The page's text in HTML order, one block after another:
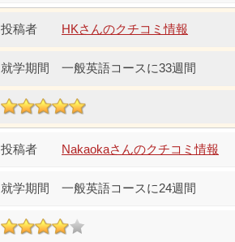
HKさんのクチコミ情報
一般英語コースに33週間
Nakaokaさんのクチコミ情報
一般英語コースに24週間